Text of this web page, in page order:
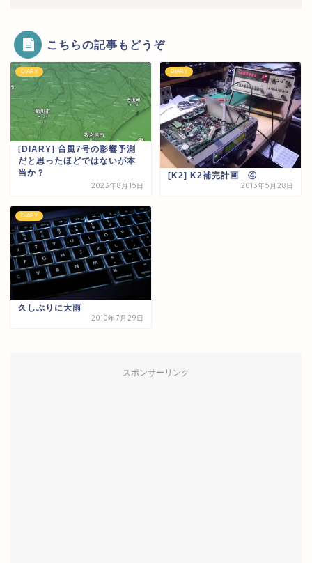
こちらの記事もどうぞ
DIARY
[DIARY] 台風7号の影響予測
だと思ったほどではないが本
当か？
2023年8月15日
DIARY
[K2] K2補完計画 ④
2013年5月28日
DIARY
久しぶりに大雨
2010年7月29日
スポンサーリンク